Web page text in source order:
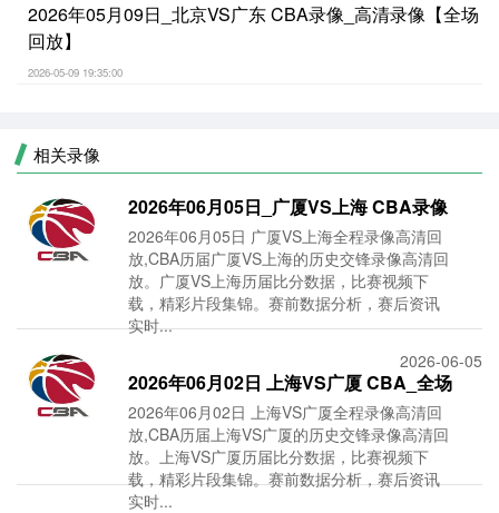
2026年05月09日_北京VS广东 CBA录像_高清录像【全场
回放】
2026-05-09 19:35:00
相关录像
2026年06月05日_广厦VS上海 CBA录像
_全场录像【
2026年06月05日 广厦VS上海全程录像高清回
放,CBA历届广厦VS上海的历史交锋录像高清回
放。广厦VS上海历届比分数据，比赛视频下
载，精彩片段集锦。赛前数据分析，赛后资讯
实时...
2026-06-05
2026年06月02日 上海VS广厦 CBA_全场
录像【全场
2026年06月02日 上海VS广厦全程录像高清回
放,CBA历届上海VS广厦的历史交锋录像高清回
放。上海VS广厦历届比分数据，比赛视频下
载，精彩片段集锦。赛前数据分析，赛后资讯
实时...